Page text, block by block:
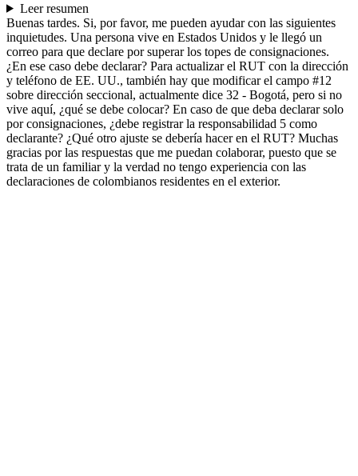
Leer resumen
Buenas tardes. Si, por favor, me pueden ayudar con las siguientes
inquietudes. Una persona vive en Estados Unidos y le llegó un
correo para que declare por superar los topes de consignaciones.
¿En ese caso debe declarar? Para actualizar el RUT con la dirección
y teléfono de EE. UU., también hay que modificar el campo #12
sobre dirección seccional, actualmente dice 32 - Bogotá, pero si no
vive aquí, ¿qué se debe colocar? En caso de que deba declarar solo
por consignaciones, ¿debe registrar la responsabilidad 5 como
declarante? ¿Qué otro ajuste se debería hacer en el RUT? Muchas
gracias por las respuestas que me puedan colaborar, puesto que se
trata de un familiar y la verdad no tengo experiencia con las
declaraciones de colombianos residentes en el exterior.